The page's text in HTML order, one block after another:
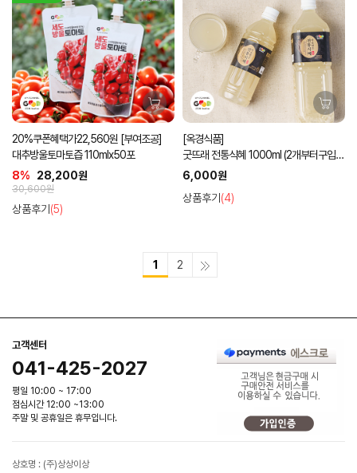
20%쿠폰혜택가22,560원 [부여조공]
대추방울토마토즙 110mlx50포
8%
28,200원
30,600원
상품후기 (5)
[옥경식품]
굿뜨래 전통식혜 1000ml (2개부터구입가
능)
6,000원
상품후기 (4)
1 2
고객센터
041-425-2027
평일 10:00 ~ 17:00
점심시간 12:00 ~13:00
주말 및 공휴일은 휴무입니다.
상호명 : (주)상상이상